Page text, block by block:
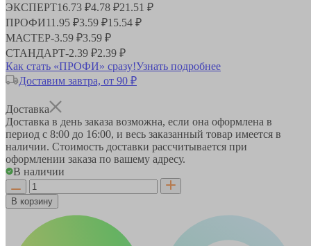
ЭКСПЕРТ16.73 ₽4.78 ₽21.51 ₽
ПРОФИ11.95 ₽3.59 ₽15.54 ₽
МАСТЕР-3.59 ₽3.59 ₽
СТАНДАРТ-2.39 ₽2.39 ₽
Как стать «ПРОФИ» сразу!Узнать подробнее
Доставим завтра, от 90 ₽
Доставка
Доставка в день заказа возможна, если она оформлена в
период с 8:00 до 16:00, и весь заказанный товар имеется в
наличии. Стоимость доставки рассчитывается при
оформлении заказа по вашему адресу.
В наличии
В корзину